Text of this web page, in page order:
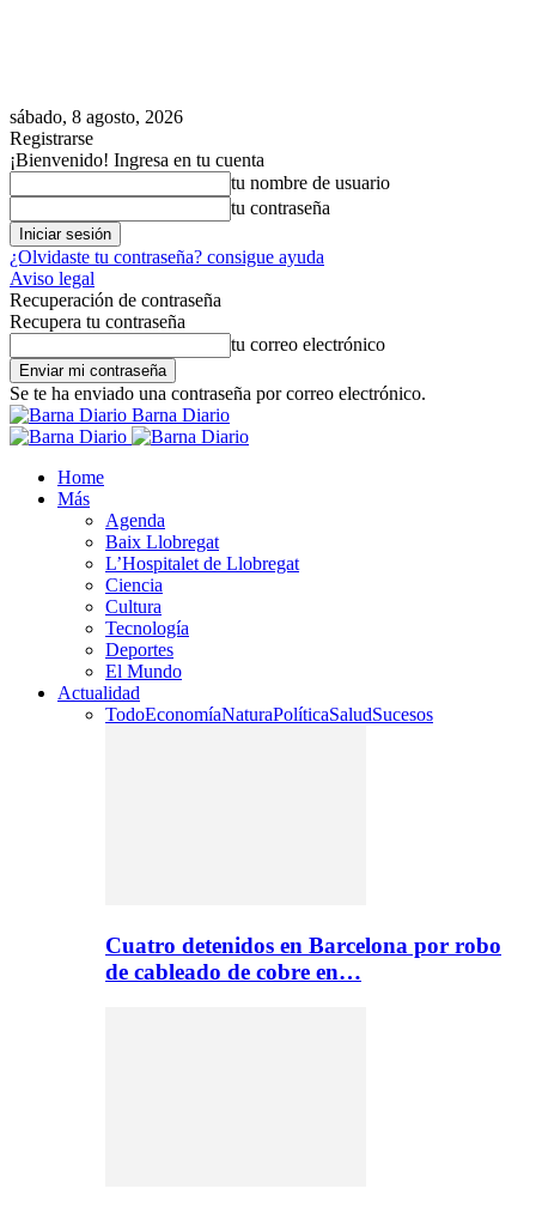
sábado, 8 agosto, 2026
Registrarse
¡Bienvenido! Ingresa en tu cuenta
tu nombre de usuario
tu contraseña
¿Olvidaste tu contraseña? consigue ayuda
Aviso legal
Recuperación de contraseña
Recupera tu contraseña
tu correo electrónico
Se te ha enviado una contraseña por correo electrónico.
Barna Diario
Home
Más
Agenda
Baix Llobregat
L’Hospitalet de Llobregat
Ciencia
Cultura
Tecnología
Deportes
El Mundo
Actualidad
TodoEconomíaNaturaPolíticaSaludSucesos
Cuatro detenidos en Barcelona por robo
de cableado de cobre en…